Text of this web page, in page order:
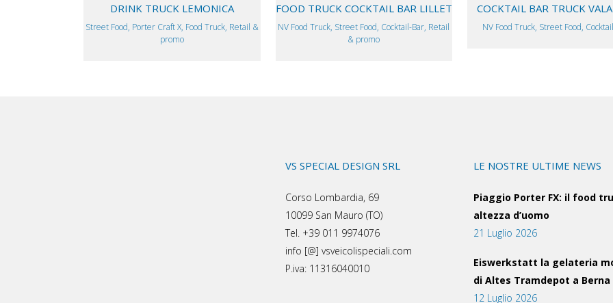
DRINK TRUCK LEMONICA
Street Food, Porter Craft X, Food Truck, Retail &
promo
FOOD TRUCK COCKTAIL BAR LILLET
NV Food Truck, Street Food, Cocktail-Bar, Retail
& promo
COCKTAIL BAR TRUCK
NV Food Truck, Street Food,
VS SPECIAL DESIGN SRL
Corso Lombardia, 69
10099 San Mauro (TO)
Tel. +39 011 9974076
info [@] vsveicolispeciali.com
P.iva: 11316040010
LE NOSTRE ULTIME NEWS
Piaggio Porter FX: il food
altezza d’uomo
21 Luglio 2026
Eiswerkstatt la gelateria
di Altes Tramdepot a Berna
12 Luglio 2026